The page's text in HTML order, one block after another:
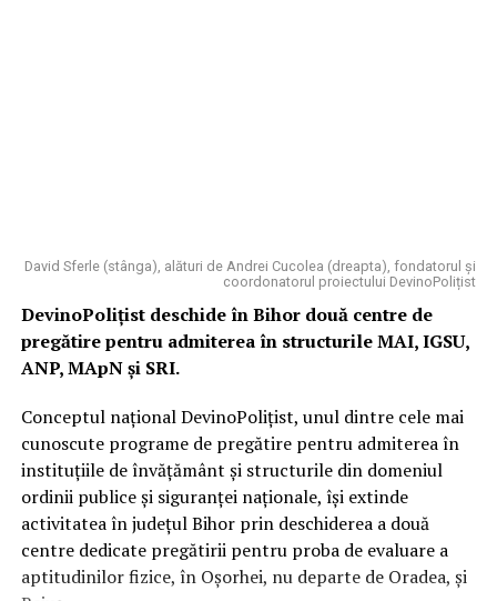
David Sferle (stânga), alături de Andrei Cucolea (dreapta), fondatorul și
coordonatorul proiectului DevinoPolițist
DevinoPolițist deschide în Bihor două centre de
pregătire pentru admiterea în structurile MAI, IGSU,
ANP, MApN și SRI.
Conceptul național DevinoPolițist, unul dintre cele mai
cunoscute programe de pregătire pentru admiterea în
instituțiile de învățământ și structurile din domeniul
ordinii publice și siguranței naționale, își extinde
activitatea în județul Bihor prin deschiderea a două
centre dedicate pregătirii pentru proba de evaluare a
aptitudinilor fizice, în Oșorhei, nu departe de Oradea, și